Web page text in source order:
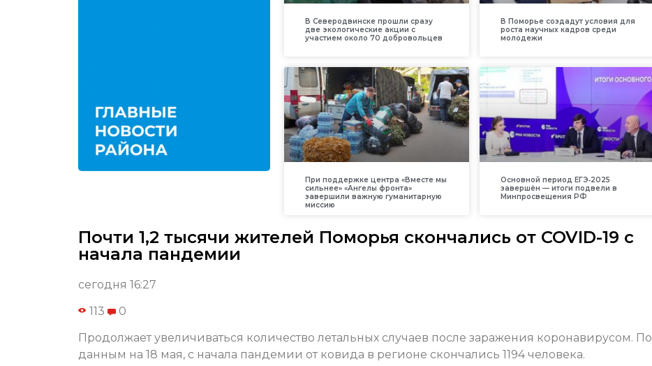
В Северодвинске прошли сразу
две экологические акции с
участием около 70 добровольцев
В Поморье создадут условия для
роста научных кадров среди
молодежи
При поддержке центра «Вместе мы
сильнее» «Ангелы фронта»
завершили важную гуманитарную
миссию
Основной период ЕГЭ‑2025
завершён — итоги подвели в
Минпросвещения РФ
Почти 1,2 тысячи жителей Поморья скончались от COVID-19 с
начала пандемии
сегодня 16:27
113 0
Продолжает увеличиваться количество летальных случаев после заражения коронавирусом. По
данным на 18 мая, с начала пандемии от ковида в регионе скончались 1194 человека.